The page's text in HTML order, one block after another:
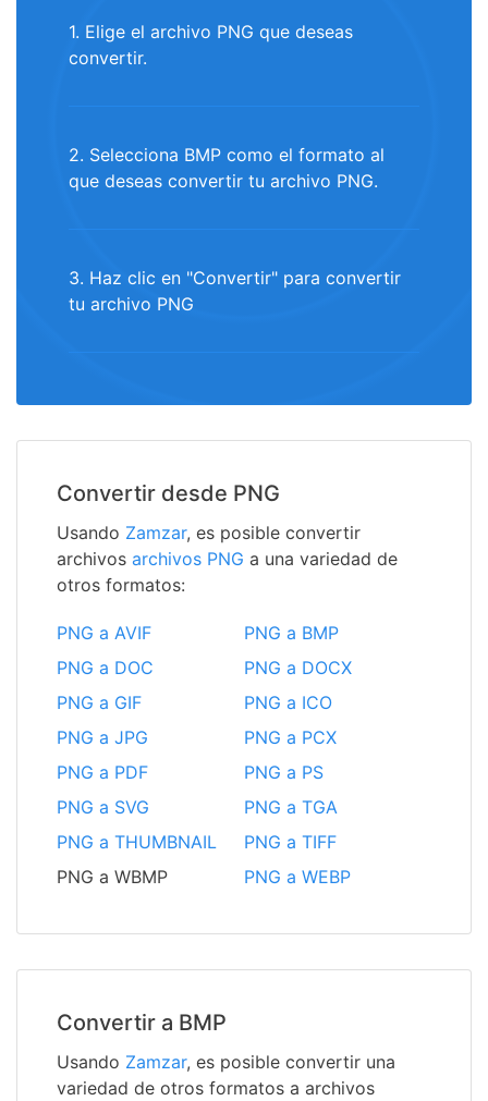
1. Elige el archivo PNG que deseas
convertir.
2. Selecciona BMP como el formato al
que deseas convertir tu archivo PNG.
3. Haz clic en "Convertir" para convertir
tu archivo PNG
Convertir desde PNG
Usando Zamzar, es posible convertir
archivos archivos PNG a una variedad de
otros formatos:
PNG a AVIF
PNG a BMP
PNG a DOC
PNG a DOCX
PNG a GIF
PNG a ICO
PNG a JPG
PNG a PCX
PNG a PDF
PNG a PS
PNG a SVG
PNG a TGA
PNG a THUMBNAIL
PNG a TIFF
PNG a WBMP
PNG a WEBP
Convertir a BMP
Usando Zamzar, es posible convertir una
variedad de otros formatos a archivos